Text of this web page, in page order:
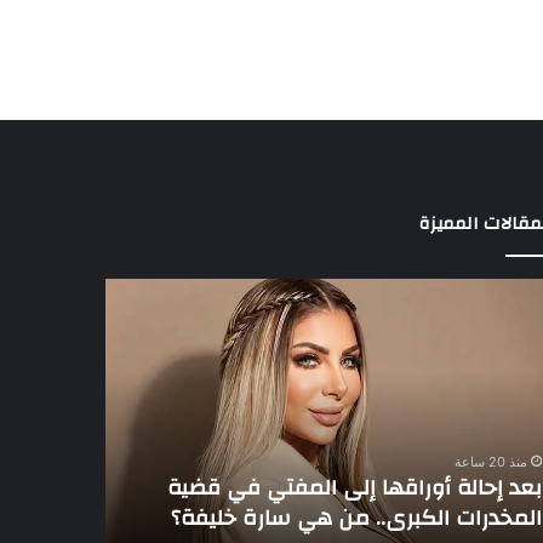
المميزة
منذ 20 ساعة
بعد إحالة أوراقها إلى المفتي في قضية
المخدرات الكبرى.. من هي سارة خليفة؟